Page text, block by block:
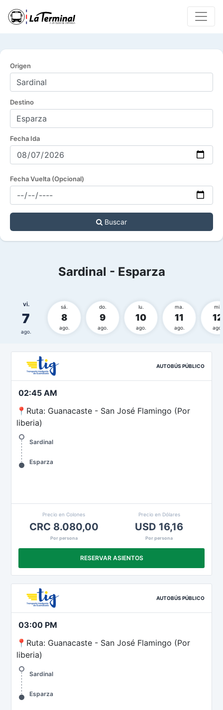
Origen
Destino
Fecha Ida
Fecha Vuelta (Opcional)
Buscar
Sardinal - Esparza
vi.
7
ago.
sá.
8
ago.
do.
9
ago.
lu.
10
ago.
ma.
11
ago.
mi.
12
ago.
AUTOBÚS PÚBLICO
02:45 AM
📍Ruta: Guanacaste - San José Flamingo (Por
liberia)
Sardinal
Esparza
Precio en Colones
CRC 8.080,00
Por persona
Precio en Dólares
USD 16,16
Por persona
RESERVAR ASIENTOS
AUTOBÚS PÚBLICO
03:00 PM
📍Ruta: Guanacaste - San José Flamingo (Por
liberia)
Sardinal
Esparza